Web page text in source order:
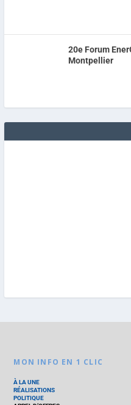
20e Forum
Montpellier
MON INFO EN 1 CLIC
À LA UNE
RÉALISATIONS
POLITIQUE